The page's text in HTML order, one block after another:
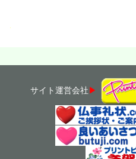
・
サイト運営会社▶